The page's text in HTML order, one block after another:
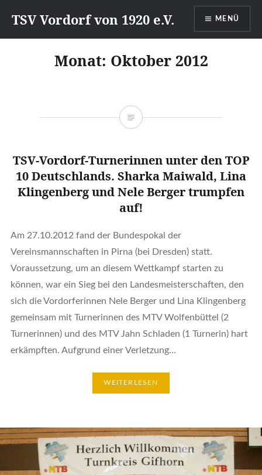
zumTSV Vordorf von 1920 e.V. MENÜ
Monat: Oktober 2012
TSV-Vordorf-Turnerinnen unter den TOP
10 Deutschlands. Sharka Maiwald, Lina
Klingenberg und Nele Berger trumpfen
auf!
Am 27.10.2012 fand der Bundespokal der
Vereinsmannschaften in Pirna (bei Dresden) statt.
Voraussetzung, um an diesem Wettkampf starten zu
können, war ein Sieg bei den Landesmeisterschaften, den
sich die Vordorferinnen Nele Berger und Lina Klingenberg
gemeinsam mit Turnerinnen des MTV Wolfenbüttel (2
Turnerinnen) und des MTV Jahn Schladen (1 Turnerin) hart
erkämpften. Aufgrund einer Verletzung…
WEITERLESEN